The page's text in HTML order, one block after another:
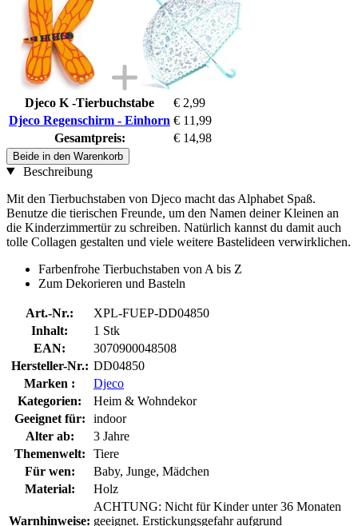
Djeco K -Tierbuchstabe
€ 2,99
Djeco Regenschirm - Einhorn € 11,99
Gesamtpreis:
€ 14,98
Beide in den Warenkorb
Beschreibung
Mit den Tierbuchstaben von Djeco macht das Alphabet Spaß.
Benutze die tierischen Freunde, um den Namen deiner Kleinen an
die Kinderzimmertür zu schreiben. Natürlich kannst du damit auch
tolle Collagen gestalten und viele weitere Bastelideen verwirklichen.
Farbenfrohe Tierbuchstaben von A bis Z
Zum Dekorieren und Basteln
Art.-Nr.:
XPL-FUEP-DD04850
Inhalt:
1 Stk
EAN:
3070900048508
Hersteller-Nr.: DD04850
Marken :
Djeco
Kategorien:
Heim & Wohndekor
Geeignet für:
indoor
Alter ab:
3 Jahre
Themenwelt:
Tiere
Für wen:
Baby, Junge, Mädchen
Material:
Holz
Warnhinweise:
ACHTUNG: Nicht für Kinder unter 36 Monaten
geeignet. Erstickungsgefahr aufgrund